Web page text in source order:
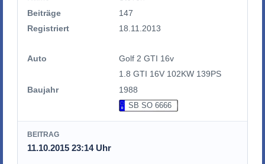
Beiträge
147
Registriert
18.11.2013
Auto
Golf 2 GTI 16v
1.8 GTI 16V 102KW 139PS
Baujahr
1988
SB SO 6666
BEITRAG
11.10.2015 23:14 Uhr